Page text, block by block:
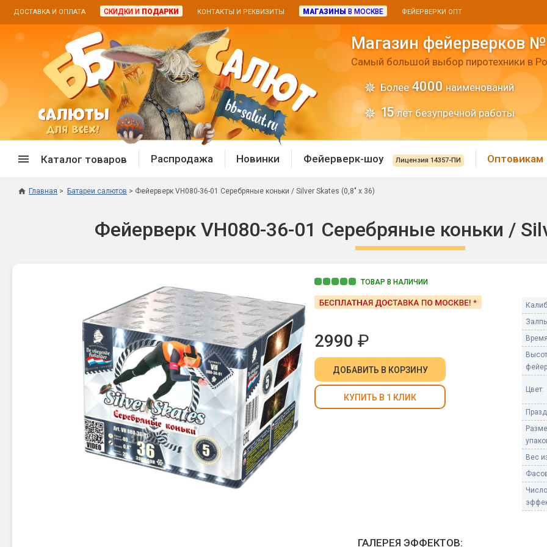
ДОСТАВКА И ОПЛАТА СКИДКИ И ПОДАРКИ КОНТАКТЫ И РЕКВИЗИТЫ МАГАЗИНЫ В МОСКВЕ ФЕЙЕРВЕРКИ ОПТ
Магазин фейерверков
Самый большой выбор пиротехники в
Более 4000 наименований
15лет безупречной работы
Каталог товаров
Распродажа фейерверков
Фейерверки на свадьбу
Фейерверк-шоу
Батареи салютов
Батареи салютов
Маленькие фейерверки
Средние фейерверки
Дневные батареи
Петарды
Терочные
Фитильные
Лимонки, гранаты
Корсары
Летающие и наземные
Бабочки, пчелы
Жуки
Циркоблицы
Цветной дым и огонь
Хлопушки и
Бенгальские огни малые
Бенгальские огни большие
Фонтаны в торт (холодные)
Фонтаны сценические
Распродажа Новинки Фейерверк-шоу Лицензия 14357-ПИ Оптовикам
Главная Батареи салютов Фейерверк VH080-36-01 Серебряные коньки / Silver Skates (0,8" х 36)
Фейерверк VH080-36-01 Серебряные коньки /
ТОВАР В НАЛИЧИИ
2990 ₽
ДОБАВИТЬ В КОРЗИНУ
КУПИТЬ В 1 КЛИК
Цвет:
Вес
Число
ГАЛЕРЕЯ ЭФФЕКТОВ: